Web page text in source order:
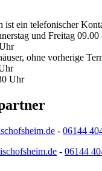
ist ein telefonischer
und Freitag 09.00
ohne vorherige
Uhr
- 06144
- 06144